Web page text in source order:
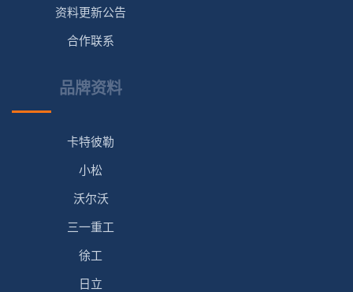
资料更新公告
合作联系
品牌资料
卡特彼勒
小松
沃尔沃
三一重工
徐工
日立